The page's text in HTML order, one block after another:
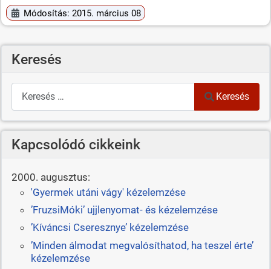
Módosítás: 2015. március 08
Keresés
Keresés
Keresés
Kapcsolódó cikkeink
2000. augusztus:
'Gyermek utáni vágy' kézelemzése
’FruzsiMóki’ ujjlenyomat- és kézelemzése
’Kíváncsi Cseresznye’ kézelemzése
’Minden álmodat megvalósíthatod, ha teszel érte’
kézelemzése